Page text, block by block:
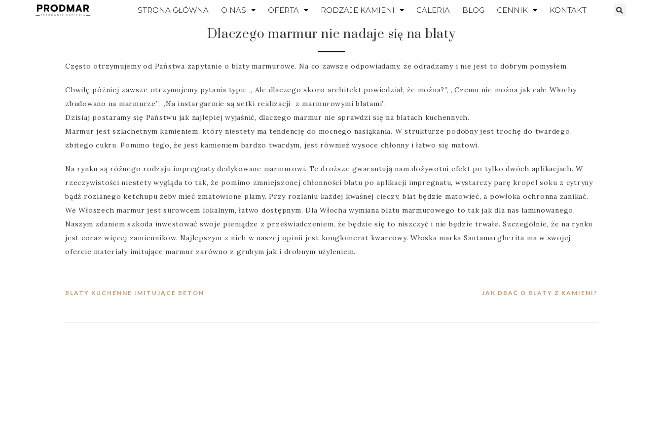
STRONA GŁÓWNA O NAS OFERTA RODZAJE KAMIENI GALERIA BLOG CENNIK KONTAKT
Dlaczego marmur nie nadaje się na blaty
Często otrzymujemy od Państwa zapytanie o blaty marmurowe. Na co zawsze odpowiadamy, że odradzamy i nie jest to dobrym pomysłem.
Chwilę później zawsze otrzymujemy pytania typu: „ Ale dlaczego skoro architekt powiedział, że można?”, „Czemu nie można jak całe Włochy
zbudowano na marmurze”, „Na instargarmie są setki realizacji z marmurowymi blatami”.
Dzisiaj postaramy się Państwu jak najlepiej wyjaśnić, dlaczego marmur nie sprawdzi się na blatach kuchennych.
Marmur jest szlachetnym kamieniem, który niestety ma tendencję do mocnego nasiąkania. W strukturze podobny jest trochę do twardego,
zbitego cukru. Pomimo tego, że jest kamieniem bardzo twardym, jest również wysoce chłonny i łatwo się matowi.
Na rynku są różnego rodzaju impregnaty dedykowane marmurowi. Te droższe gwarantują nam dożywotni efekt po tylko dwóch aplikacjach. W
rzeczywistości niestety wygląda to tak, że pomimo zmniejszonej chłonności blatu po aplikacji impregnatu, wystarczy parę kropel soku z cytryny
bądź rozlanego ketchupu żeby mieć zmatowione plamy. Przy rozlaniu każdej kwaśnej cieczy, blat będzie matowieć, a powłoka ochronna zanikać.
We Włoszech marmur jest surowcem lokalnym, łatwo dostępnym. Dla Włocha wymiana blatu marmurowego to tak jak dla nas laminowanego.
Naszym zdaniem szkoda inwestować swoje pieniądze z przeświadczeniem, że będzie się to niszczyć i nie będzie trwałe. Szczególnie, że na rynku
jest coraz więcej zamienników. Najlepszym z nich w naszej opinii jest konglomerat kwarcowy. Włoska marka Santamargherita ma w swojej
ofercie materiały imitujące marmur zarówno z grubym jak i drobnym użyleniem.
JAK DBAĆ O BLATY Z KAMIENI?
BLATY KUCHENNE IMITUJĄCE BETON